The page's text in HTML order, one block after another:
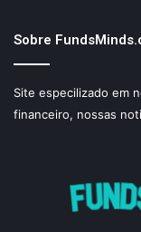
Sobre
Site especilizado em
financeiro, nossas